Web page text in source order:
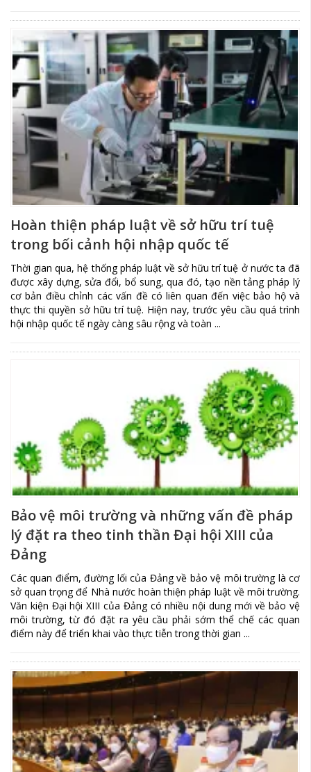
Hoàn thiện pháp luật về sở hữu trí tuệ
trong bối cảnh hội nhập quốc tế
Thời gian qua, hệ thống pháp luật về sở hữu trí tuệ ở nước ta đã
được xây dựng, sửa đổi, bổ sung, qua đó, tạo nền tảng pháp lý
cơ bản điều chỉnh các vấn đề có liên quan đến việc bảo hộ và
thực thi quyền sở hữu trí tuệ. Hiện nay, trước yêu cầu quá trình
hội nhập quốc tế ngày càng sâu rộng và toàn ...
Bảo vệ môi trường và những vấn đề pháp
lý đặt ra theo tinh thần Đại hội XIII của
Đảng
Các quan điểm, đường lối của Đảng về bảo vệ môi trường là cơ
sở quan trọng để Nhà nước hoàn thiện pháp luật về môi trường.
Văn kiện Đại hội XIII của Đảng có nhiều nội dung mới về bảo vệ
môi trường, từ đó đặt ra yêu cầu phải sớm thể chế các quan
điểm này để triển khai vào thực tiễn trong thời gian ...